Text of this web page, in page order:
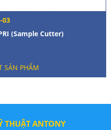
03
(Sample Cutter)
SẢN PHẨM
THUẬT ANTONY